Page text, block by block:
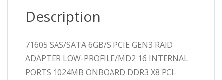
Description
71605 SAS/SATA 6GB/S PCIE GEN3 RAID
ADAPTER LOW-PROFILE/MD2 16 INTERNAL
PORTS 1024MB ONBOARD DDR3 X8 PCI-